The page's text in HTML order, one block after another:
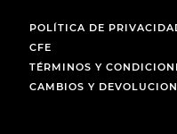
POLÍTICA DE
CFE
TÉRMINOS Y
CAMBIOS Y